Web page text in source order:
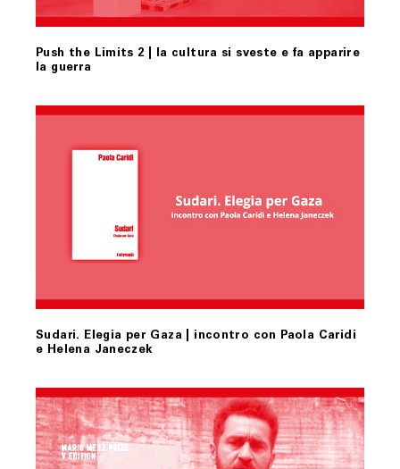
Push the Limits 2 | la cultura si sveste e fa apparire
la guerra
Sudari. Elegia per Gaza | incontro con Paola Caridi
e Helena Janeczek